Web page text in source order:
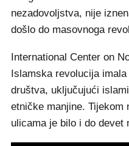
nezadovoljstva, nije
došlo do masovnoga
International Center on
Islamska revolucija imala
društva, uključujući
etničke manjine. Tijekom
ulicama je bilo i do devet